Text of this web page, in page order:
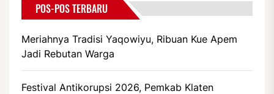
POS-POS TERBARU
Meriahnya Tradisi Yaqowiyu, Ribuan Kue Apem
Jadi Rebutan Warga
Festival Antikorupsi 2026, Pemkab Klaten